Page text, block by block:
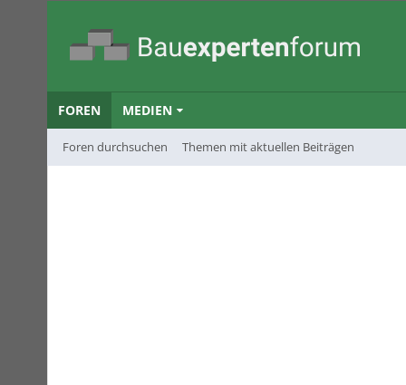
FOREN
Foren durchsuchen Themen mit aktuellen Beiträgen
MEDIEN